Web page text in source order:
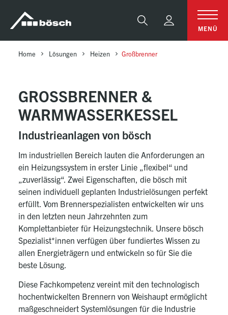
sr.skip-to.main-content
sr.skip-to.table-of-contents
sr.skip-to.main-navigation
Suche MENÜ
Home Lösungen Heizen Großbrenner
GROSSBRENNER &
WARMWASSERKESSEL
Industrieanlagen von bösch
Im industriellen Bereich lauten die Anforderungen an
ein Heizungssystem in erster Linie „flexibel“ und
„zuverlässig“. Zwei Eigenschaften, die bösch mit
seinen individuell geplanten Industrielösungen perfekt
erfüllt. Vom Brennerspezialisten entwickelten wir uns
in den letzten neun Jahrzehnten zum
Komplettanbieter für Heizungstechnik. Unsere bösch
Spezialist*innen verfügen über fundiertes Wissen zu
allen Energieträgern und entwickeln so für Sie die
beste Lösung.
Diese Fachkompetenz vereint mit den technologisch
hochentwickelten Brennern von Weishaupt ermöglicht
maßgeschneidert Systemlösungen für die Industrie